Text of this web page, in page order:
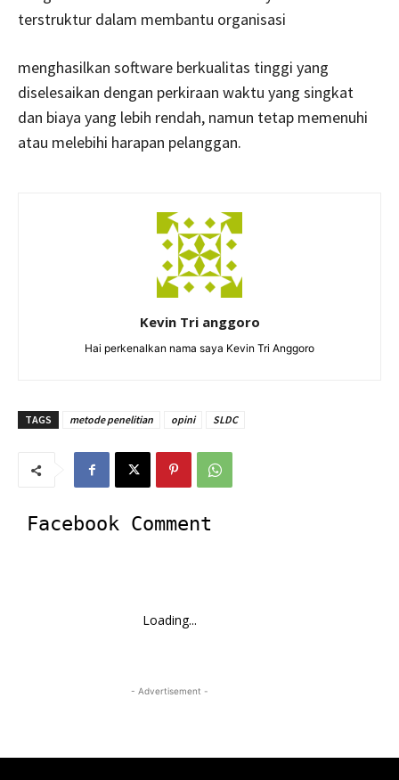
terstruktur dalam membantu organisasi
menghasilkan software berkualitas tinggi yang
diselesaikan dengan perkiraan waktu yang singkat
dan biaya yang lebih rendah, namun tetap memenuhi
atau melebihi harapan pelanggan.
Kevin Tri anggoro
Hai perkenalkan nama saya Kevin Tri Anggoro
TAGS metode penelitian opini SLDC
Facebook Comment
Loading...
- Advertisement -